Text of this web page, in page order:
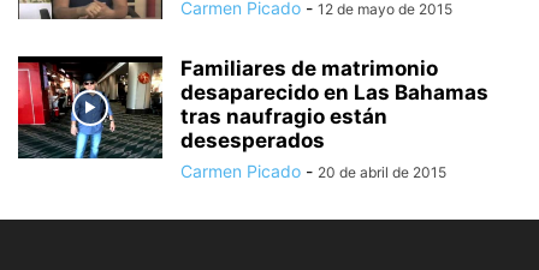
Carmen Picado - 12 de mayo de 2015
Familiares de matrimonio
desaparecido en Las Bahamas
tras naufragio están
desesperados
Carmen Picado - 20 de abril de 2015